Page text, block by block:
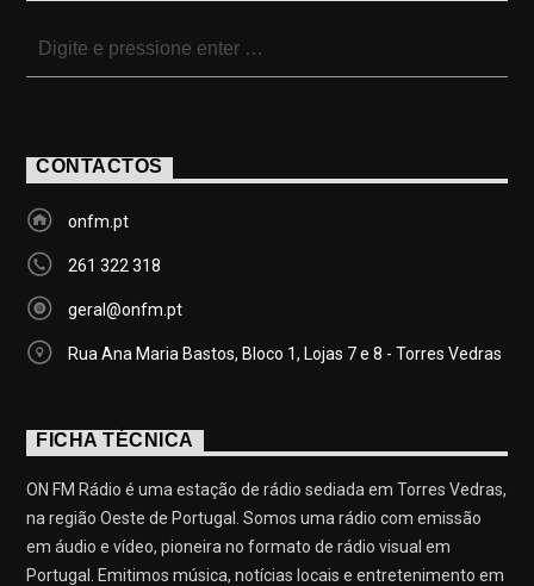
CONTACTOS
onfm.pt
261 322 318
geral@onfm.pt
Rua Ana Maria Bastos, Bloco 1, Lojas 7 e 8 - Torres Vedras
FICHA TÉCNICA
ON FM Rádio é uma estação de rádio sediada em Torres Vedras,
na região Oeste de Portugal. Somos uma rádio com emissão
em áudio e vídeo, pioneira no formato de rádio visual em
Portugal. Emitimos música, notícias locais e entretenimento em